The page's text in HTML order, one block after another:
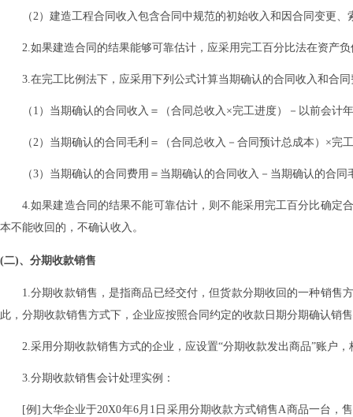
（2）建造工程合同收入包含合同中规范的初始收入和因合同变更
2.如果建造合同的结果能够可靠估计，应采用完工百分比法在资产
3.在完工比例法下，应采用下列公式计算当期确认的合同收入和合
（1）当期确认的合同收入＝（合同总收入×完工进度）－以前会计
（2）当期确认的合同毛利＝（合同总收入－合同预计总成本）×完
（3）当期确认的合同费用＝当期确认的合同收入－当期确认的合
4.如果建造合同的结果不能可靠估计，则不能采用完工百分比确定
本不能收回的，不确认收入。
(二)、分期收款销售
1.分期收款销售，是指商品已经交付，但货款分期收回的一种销售
此，分期收款销售方式下，企业应按照合同约定的收款日期分期确认销
2.采用分期收款销售方式的企业，应设置“分期收款发出商品”账户
3.分期收款销售会计处理实例：
[例]大华企业于20X0年6月1日采用分期收款方式销售A商品一台，